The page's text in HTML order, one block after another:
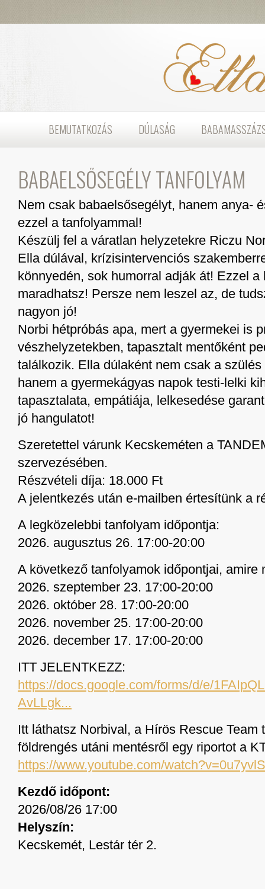
BEMUTATKOZÁS DÚLASÁG
BABAELSŐSEGÉLY TANFOLYAM
Nem csak babaelsősegélyt, hanem anya-
ezzel a tanfolyammal!
Készülj fel a váratlan helyzetekre Riczu
Ella dúlával, krízisintervenciós
könnyedén, sok humorral adják át! Ezzel
maradhatsz! Persze nem leszel az, de
nagyon jó!
Norbi hétpróbás apa, mert a gyermekei is
vészhelyzetekben, tapasztalt mentőként
találkozik. Ella dúlaként nem csak a
hanem a gyermekágyas napok testi-lelki
tapasztalata, empátiája, lelkesedése
jó hangulatot!
Szeretettel várunk Kecskeméten a
szervezésében.
Részvételi díja: 18.000 Ft
A jelentkezés után e-mailben értesítünk a
A legközelebbi tanfolyam időpontja:
2026. augusztus 26. 17:00-20:00
A következő tanfolyamok időpontjai, amire
2026. szeptember 23. 17:00-20:00
2026. október 28. 17:00-20:00
2026. november 25. 17:00-20:00
2026. december 17. 17:00-20:00
ITT JELENTKEZZ:
https://docs.google.com/forms/d/e/
AvLLgk...
Itt láthatsz Norbival, a Hírös Rescue Team
földrengés utáni mentésről egy riportot a
https://www.youtube.com/
Kezdő időpont:
2026/08/26 17:00
Helyszín:
Kecskemét, Lestár tér 2.